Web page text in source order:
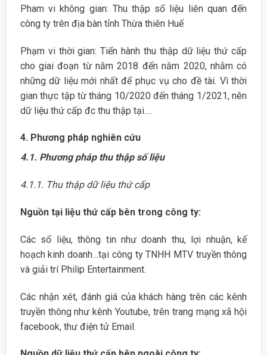
Pham vi không gian: Thu thập số liệu liên quan đến
công ty trên địa bàn tỉnh Thừa thiên Huế
Phạm vi thời gian: Tiến hành thu thập dữ liệu thứ cấp
cho giai đoạn từ năm 2018 đến năm 2020, nhằm có
những dữ liệu mới nhất để phục vụ cho đề tài. Vì thời
gian thực tập từ tháng 10/2020 đến tháng 1/2021, nên
dữ liệu thứ cấp đc thu thập tại….
4. Phương pháp nghiên cứu
4.1. Phương pháp thu thập số liệu
4.1.1. Thu thập dữ liệu thứ cấp
Nguồn tại liệu thứ cấp bên trong công ty:
Các số liệu, thông tin như doanh thu, lợi nhuận, kế
hoạch kinh doanh…tại công ty TNHH MTV truyền thông
và giải trí Philip Entertainment.
Các nhận xét, đánh giá của khách hàng trên các kênh
truyền thông như kênh Youtube, trên trang mạng xã hội
facebook, thư điện tử Email.